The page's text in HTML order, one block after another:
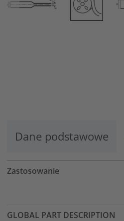
Dane podstawowe
Zastosowanie
GLOBAL PART DESCRIPTION